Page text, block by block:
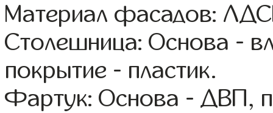
Материал фасадов:
Столешница: Основа -
покрытие - пластик.
Фартук: Основа - ДВП,